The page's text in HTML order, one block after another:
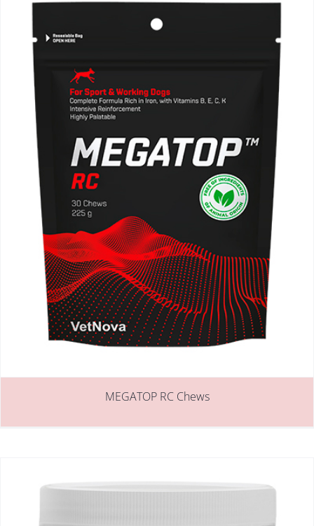
MEGATOP RC Chews